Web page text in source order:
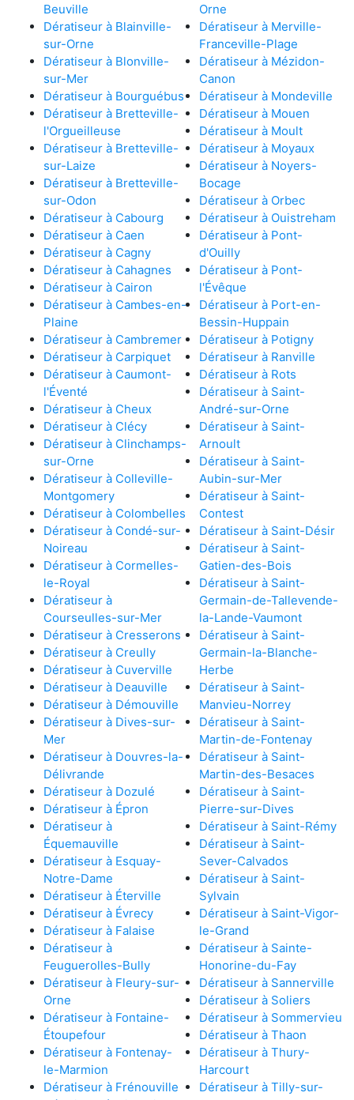
Beuville
Dératiseur à Blainville-
sur-Orne
Dératiseur à Blonville-
sur-Mer
Dératiseur à Bourguébus
Dératiseur à Bretteville-
l'Orgueilleuse
Dératiseur à Bretteville-
sur-Laize
Dératiseur à Bretteville-
sur-Odon
Dératiseur à Cabourg
Dératiseur à Caen
Dératiseur à Cagny
Dératiseur à Cahagnes
Dératiseur à Cairon
Dératiseur à Cambes-en-
Plaine
Dératiseur à Cambremer
Dératiseur à Carpiquet
Dératiseur à Caumont-
l'Éventé
Dératiseur à Cheux
Dératiseur à Clécy
Dératiseur à Clinchamps-
sur-Orne
Dératiseur à Colleville-
Montgomery
Dératiseur à Colombelles
Dératiseur à Condé-sur-
Noireau
Dératiseur à Cormelles-
le-Royal
Dératiseur à
Courseulles-sur-Mer
Dératiseur à Cresserons
Dératiseur à Creully
Dératiseur à Cuverville
Dératiseur à Deauville
Dératiseur à Démouville
Dératiseur à Dives-sur-
Mer
Dératiseur à Douvres-la-
Délivrande
Dératiseur à Dozulé
Dératiseur à Épron
Dératiseur à
Équemauville
Dératiseur à Esquay-
Notre-Dame
Dératiseur à Éterville
Dératiseur à Évrecy
Dératiseur à Falaise
Dératiseur à
Feuguerolles-Bully
Dératiseur à Fleury-sur-
Orne
Dératiseur à Fontaine-
Étoupefour
Dératiseur à Fontenay-
le-Marmion
Dératiseur à Frénouville
Orne
Dératiseur à Merville-
Franceville-Plage
Dératiseur à Mézidon-
Canon
Dératiseur à Mondeville
Dératiseur à Mouen
Dératiseur à Moult
Dératiseur à Moyaux
Dératiseur à Noyers-
Bocage
Dératiseur à Orbec
Dératiseur à Ouistreham
Dératiseur à Pont-
d'Ouilly
Dératiseur à Pont-
l'Évêque
Dératiseur à Port-en-
Bessin-Huppain
Dératiseur à Potigny
Dératiseur à Ranville
Dératiseur à Rots
Dératiseur à Saint-
André-sur-Orne
Dératiseur à Saint-
Arnoult
Dératiseur à Saint-
Aubin-sur-Mer
Dératiseur à Saint-
Contest
Dératiseur à Saint-Désir
Dératiseur à Saint-
Gatien-des-Bois
Dératiseur à Saint-
Germain-de-Tallevende-
la-Lande-Vaumont
Dératiseur à Saint-
Germain-la-Blanche-
Herbe
Dératiseur à Saint-
Manvieu-Norrey
Dératiseur à Saint-
Martin-de-Fontenay
Dératiseur à Saint-
Martin-des-Besaces
Dératiseur à Saint-
Pierre-sur-Dives
Dératiseur à Saint-Rémy
Dératiseur à Saint-
Sever-Calvados
Dératiseur à Saint-
Sylvain
Dératiseur à Saint-Vigor-
le-Grand
Dératiseur à Sainte-
Honorine-du-Fay
Dératiseur à Sannerville
Dératiseur à Soliers
Dératiseur à Sommervieu
Dératiseur à Thaon
Dératiseur à Thury-
Harcourt
Dératiseur à Tilly-sur-